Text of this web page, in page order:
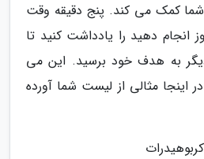
کمک می کند. پنج دقیقه وقت
انجام دهید را یادداشت کنید تا
دیگر به هدف خود برسید. این می
اینجا مثالی از لیست شما آورده